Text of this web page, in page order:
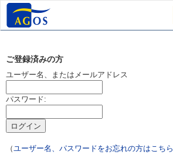
ご登録済みの方
ユーザー名、またはメールアドレス
パスワード:
（ユーザー名、パスワードをお忘れの方はこちら